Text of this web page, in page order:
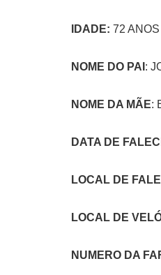
IDADE: 72 ANOS
NOME DO PAI :
NOME DA MÃE:
DATA DE
LOCAL DE
LOCAL DE
NUMERO DA